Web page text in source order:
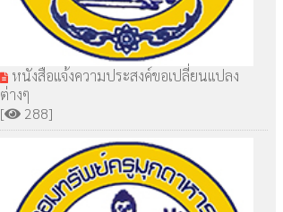
หนังสือแจ้งความประสงค์ขอเปลี่ยนแปลง
ต่างๆ
[
288]